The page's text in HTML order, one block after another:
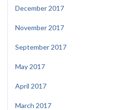
December 2017
November 2017
September 2017
May 2017
April 2017
March 2017